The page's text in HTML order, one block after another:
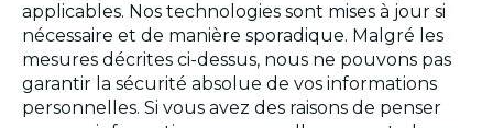
applicables. Nos technologies sont mises à jour si
nécessaire et de manière sporadique. Malgré les
mesures décrites ci-dessus, nous ne pouvons pas
garantir la sécurité absolue de vos informations
personnelles. Si vous avez des raisons de penser